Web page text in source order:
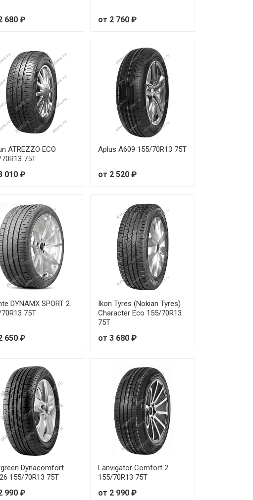
от 7 340 ₽
от 6 980 ₽
от 7 250 ₽
от 7 130 ₽
от 7 590 ₽
от 7 870 ₽
от 9 150 ₽
от 9 660 ₽
680 ₽ от 2 760 ₽
ATREZZO ECO
75T
010 ₽
Aplus A609 155/70R13 75T
от 2 520 ₽
DYNAMX SPORT 2
75T
650 ₽
Ikon Tyres (Nokian Tyres)
Character Eco 155/70R13
75T
от 3 680 ₽
Dynacomfort
155/70R13 75T
990 ₽
Lanvigator Comfort 2
155/70R13 75T
от 2 990 ₽